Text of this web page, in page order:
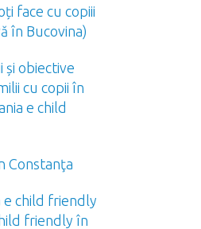
face cu copiii
în Bucovina)
și obiective
cu copii în
e child
Constanţa
e child friendly
friendly în